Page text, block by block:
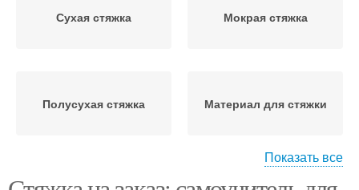
Сухая стяжка Мокрая стяжка
Полусухая стяжка Материал для стяжки
Показать все